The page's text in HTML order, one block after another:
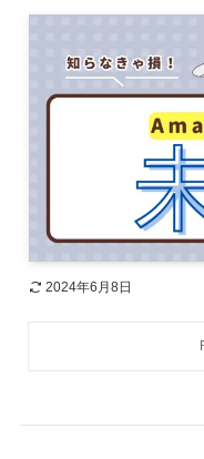
2024年6月8日